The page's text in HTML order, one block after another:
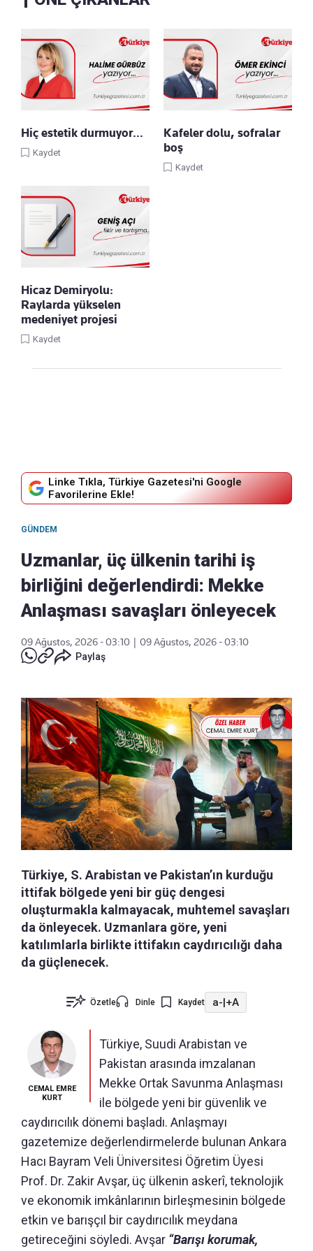
Hiç estetik durmuyor…
Kaydet
Kafeler dolu, sofralar
boş
Kaydet
Hicaz Demiryolu:
Raylarda yükselen
medeniyet projesi
Kaydet
Linke Tıkla, Türkiye Gazetesi'ni Google
Favorilerine Ekle!
GÜNDEM
Uzmanlar, üç ülkenin tarihi iş
birliğini değerlendirdi: Mekke
Anlaşması savaşları önleyecek
09 Ağustos, 2026 - 03:10
09 Ağustos, 2026 - 03:10
Paylaş
Türkiye, S. Arabistan ve Pakistan’ın kurduğu
ittifak bölgede yeni bir güç dengesi
oluşturmakla kalmayacak, muhtemel savaşları
da önleyecek. Uzmanlara göre, yeni
katılımlarla birlikte ittifakın caydırıcılığı daha
da güçlenecek.
Özetle Dinle Kaydet a-|+A
CEMAL EMRE
KURT
Türkiye, Suudi Arabistan ve
Pakistan arasında imzalanan
Mekke Ortak Savunma Anlaşması
ile bölgede yeni bir güvenlik ve
caydırıcılık dönemi başladı. Anlaşmayı
gazetemize değerlendirmelerde bulunan Ankara
Hacı Bayram Veli Üniversitesi Öğretim Üyesi
Prof. Dr. Zakir Avşar, üç ülkenin askerî, teknolojik
ve ekonomik imkânlarının birleşmesinin bölgede
etkin ve barışçıl bir caydırıcılık meydana
getireceğini söyledi. Avşar “Barışı korumak,